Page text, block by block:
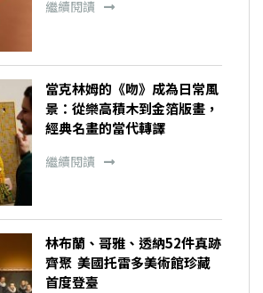
繼續閱讀
當克林姆的《吻》成為日常風
景：從樂高積木到金箔版畫，
經典名畫的當代轉譯
繼續閱讀
林布蘭、哥雅、透納52件真跡
齊聚 美國托雷多美術館珍藏
首度登臺